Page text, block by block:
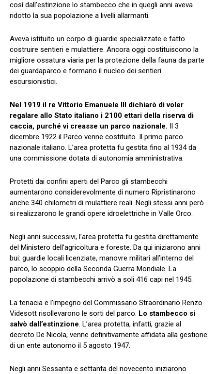
così dall’estinzione lo stambecco che in quegli anni aveva
ridotto la sua popolazione a livelli allarmanti.
Aveva istituito un corpo di guardie specializzate e fatto
costruire sentieri e mulattiere. Ancora oggi costituiscono la
migliore ossatura viaria per la protezione della fauna da parte
dei guardaparco e formano il nucleo dei sentieri
escursionistici.
Nel 1919 il re Vittorio Emanuele III dichiarò di voler
regalare allo Stato italiano i 2100 ettari della riserva di
caccia, purché vi creasse un parco nazionale. Il 3
dicembre 1922 il Parco venne costituito. Il primo parco
nazionale italiano. L’area protetta fu gestita fino al 1934 da
una commissione dotata di autonomia amministrativa.
Protetti dai confini aperti del Parco gli stambecchi
aumentarono considerevolmente di numero Ripristinarono
anche 340 chilometri di mulattiere reali. Negli stessi anni però
si realizzarono le grandi opere idroelettriche in Valle Orco.
Negli anni successivi, l’area protetta fu gestita direttamente
del Ministero dell’agricoltura e foreste. Da qui iniziarono anni
bui: guardie locali licenziate, manovre militari all’interno del
parco, lo scoppio della Seconda Guerra Mondiale. La
popolazione di stambecchi arrivò a soli 416 capi nel 1945.
La tenacia e l’impegno del Commissario Straordinario Renzo
Videsott risollevarono le sorti del parco. Lo stambecco si
salvò dall’estinzione. L’area protetta, infatti, grazie al
decreto De Nicola, venne definitivamente affidata alla gestione
di un ente autonomo il 5 agosto 1947.
Negli anni Sessanta e settanta del novecento iniziarono